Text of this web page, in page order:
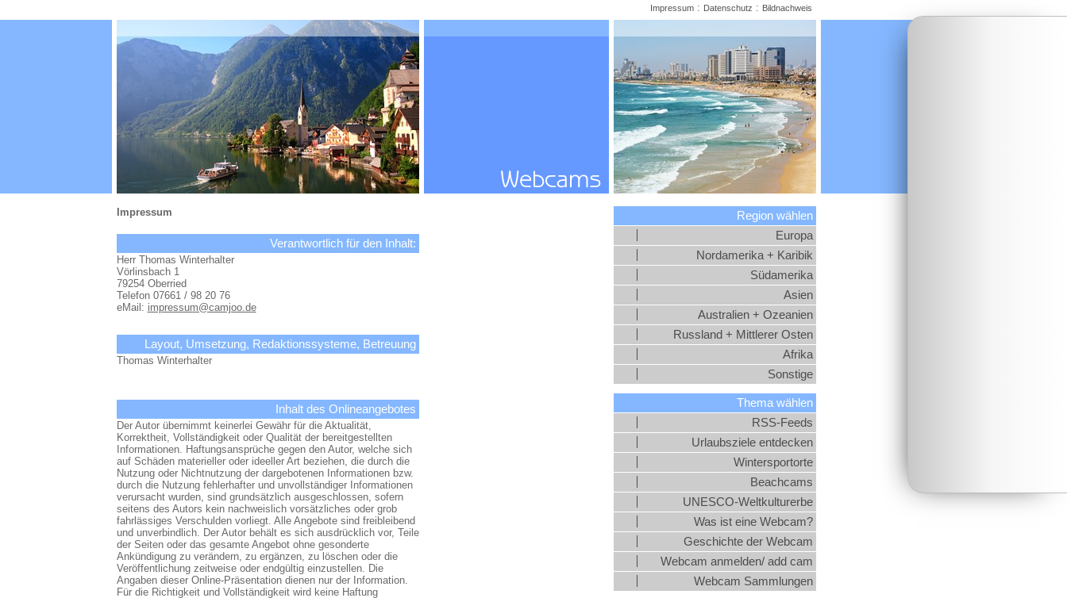
Impressum
Verantwortlich für den Inhalt:
Herr Thomas Winterhalter
Vörlinsbach 1
79254 Oberried
Telefon 07661 / 98 20 76
eMail: impressum@camjoo.de
Layout, Umsetzung, Redaktionssysteme, Betreuung
Thomas Winterhalter
Inhalt des Onlineangebotes
Der Autor übernimmt keinerlei Gewähr für die Aktualität,
Korrektheit, Vollständigkeit oder Qualität der bereitgestellten
Informationen. Haftungsansprüche gegen den Autor, welche sich
auf Schäden materieller oder ideeller Art beziehen, die durch die
Nutzung oder Nichtnutzung der dargebotenen Informationen bzw.
durch die Nutzung fehlerhafter und unvollständiger Informationen
verursacht wurden, sind grundsätzlich ausgeschlossen, sofern
seitens des Autors kein nachweislich vorsätzliches oder grob
fahrlässiges Verschulden vorliegt. Alle Angebote sind freibleibend
und unverbindlich. Der Autor behält es sich ausdrücklich vor, Teile
der Seiten oder das gesamte Angebot ohne gesonderte
Ankündigung zu verändern, zu ergänzen, zu löschen oder die
Veröffentlichung zeitweise oder endgültig einzustellen. Die
Angaben dieser Online-Präsentation dienen nur der Information.
Für die Richtigkeit und Vollständigkeit wird keine Haftung
Region wählen
Europa
Nordamerika + Karibik
Südamerika
Asien
Australien + Ozeanien
Russland + Mittlerer Osten
Afrika
Sonstige
Thema wählen
RSS-Feeds
Urlaubsziele entdecken
Wintersportorte
Beachcams
UNESCO-Weltkulturerbe
Was ist eine Webcam?
Geschichte der Webcam
Webcam anmelden/ add cam
Webcam Sammlungen
Impressum: Datenschutz : Bildnachweis